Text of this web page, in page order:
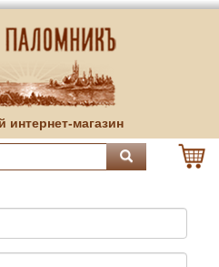
магазин